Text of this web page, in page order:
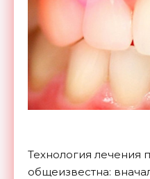
Технология лечения
общеизвестна: